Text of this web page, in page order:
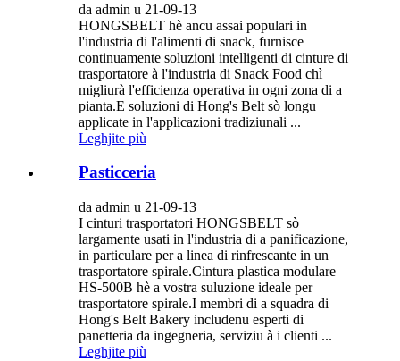
da admin u 21-09-13
HONGSBELT hè ancu assai populari in
l'industria di l'alimenti di snack, furnisce
continuamente soluzioni intelligenti di cinture di
trasportatore à l'industria di Snack Food chì
migliurà l'efficienza operativa in ogni zona di a
pianta.E soluzioni di Hong's Belt sò longu
applicate in l'applicazioni tradiziunali ...
Leghjite più
Pasticceria
da admin u 21-09-13
I cinturi trasportatori HONGSBELT sò
largamente usati in l'industria di a panificazione,
in particulare per a linea di rinfrescante in un
trasportatore spirale.Cintura plastica modulare
HS-500B hè a vostra suluzione ideale per
trasportatore spirale.I membri di a squadra di
Hong's Belt Bakery includenu esperti di
panetteria da ingegneria, serviziu à i clienti ...
Leghjite più